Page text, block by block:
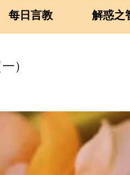
每日言教 解惑之
）